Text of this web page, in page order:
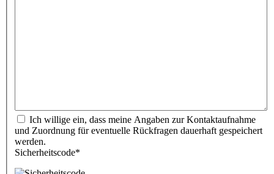
und Zuordnung für eventuelle Rückfragen dauerhaft gespeichert
werden.
Sicherheitscode*